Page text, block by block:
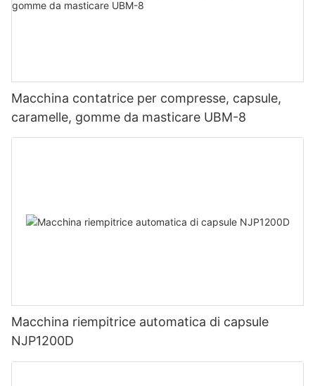
Macchina contatrice per compresse, capsule,
caramelle, gomme da masticare UBM-8
Macchina riempitrice automatica di capsule
NJP1200D